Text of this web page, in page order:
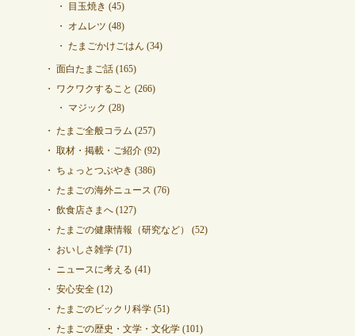
目玉焼き (45)
オムレツ (48)
たまごかけごはん (34)
面白たまご話(165)
ワクワクすること (266)
マジック (28)
たまご全般コラム (257)
取材・掲載・ご紹介(92)
ちょっとつぶやき (386)
たまごの海外ニュース (76)
飲食店さまへ(127)
たまごの健康情報（研究など）
(52)
おいしさ雑学(71)
ニュースに考える (41)
安心安全(12)
たまごのビックリ科学(51)
たまごの歴史・文学・文化学(101)